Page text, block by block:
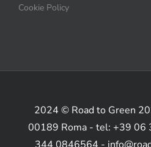
Cookie Policy
2024 © Road to Green
00189 Roma - tel: +39